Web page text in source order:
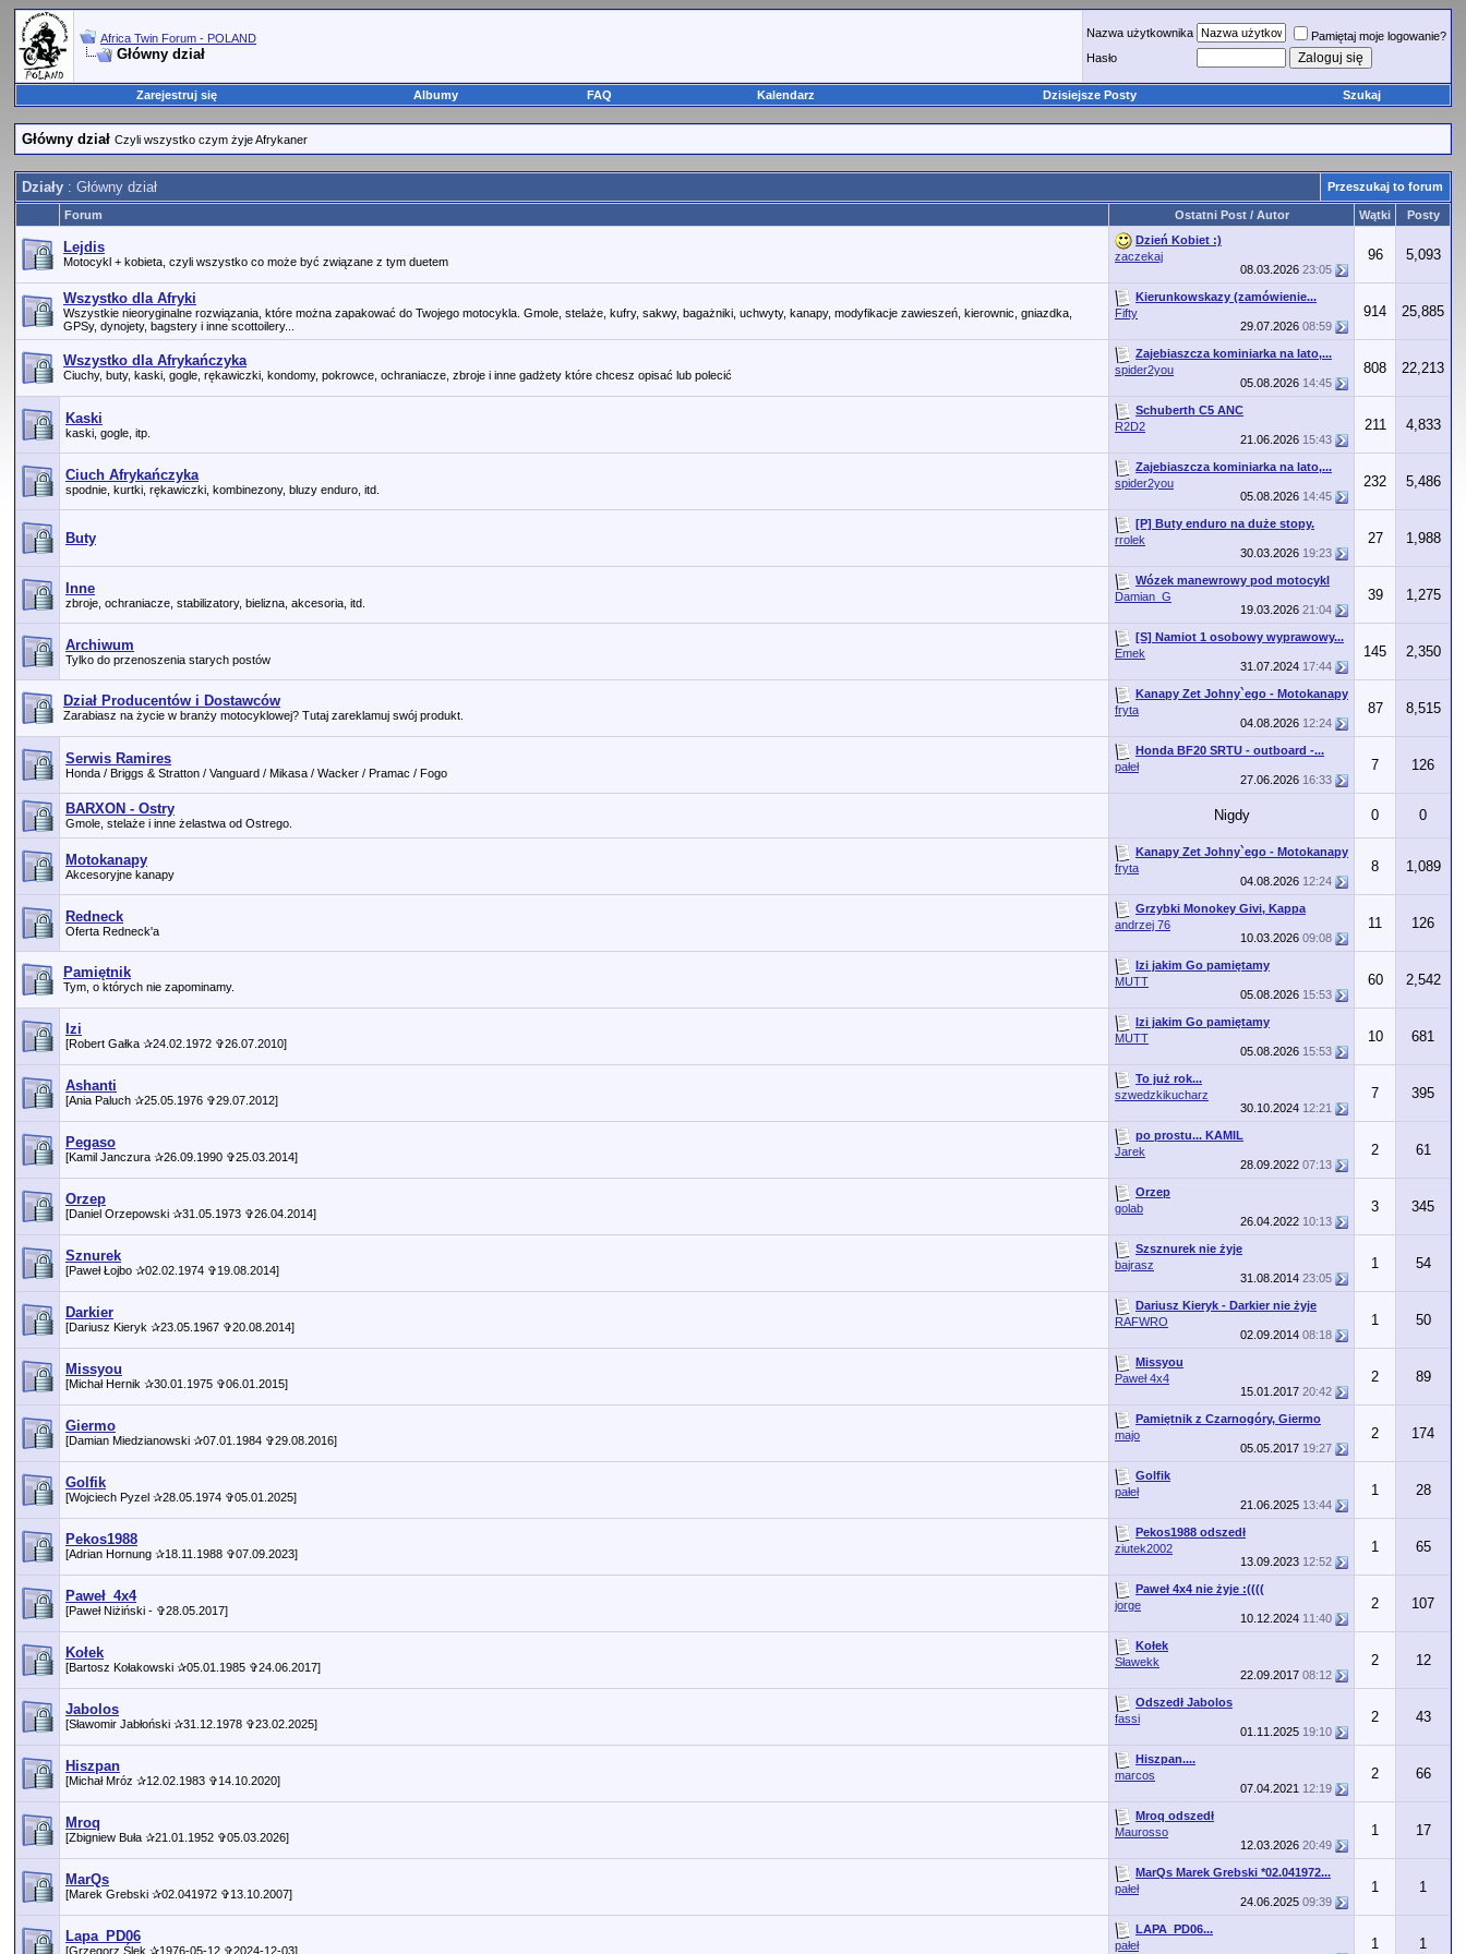
Africa Twin Forum - POLAND
Główny dział
Nazwa użytkownika
Pamiętaj moje logowanie?
Hasło
Zarejestruj się Albumy FAQ Kalendarz Dzisiejsze Posty Szukaj
Główny dział Czyli wszystko czym żyje Afrykaner
Działy : Główny dział Przeszukaj to forum
Forum Ostatni Post / Autor Wątki Posty
Lejdis
Motocykl + kobieta, czyli wszystko co może być związane z tym duetem
Dzień Kobiet :)
zaczekaj
08.03.2026 23:05
96 5,093
Wszystko dla Afryki
Wszystkie nieoryginalne rozwiązania, które można zapakować do Twojego motocykla. Gmole, stelaże, kufry, sakwy, bagażniki, uchwyty, kanapy, modyfikacje zawieszeń, kierownic, gniazdka,
GPSy, dynojety, bagstery i inne scottoilery...
Kierunkowskazy (zamówienie...
Fifty
29.07.2026 08:59
914 25,885
Wszystko dla Afrykańczyka
Ciuchy, buty, kaski, gogle, rękawiczki, kondomy, pokrowce, ochraniacze, zbroje i inne gadżety które chcesz opisać lub polecić
Zajebiaszcza kominiarka na lato,...
spider2you
05.08.2026 14:45
808 22,213
Kaski
kaski, gogle, itp.
Schuberth C5 ANC
R2D2
21.06.2026 15:43
211 4,833
Ciuch Afrykańczyka
spodnie, kurtki, rękawiczki, kombinezony, bluzy enduro, itd.
Zajebiaszcza kominiarka na lato,...
spider2you
05.08.2026 14:45
232 5,486
Buty
[P] Buty enduro na duże stopy.
rrolek
30.03.2026 19:23
27 1,988
Inne
zbroje, ochraniacze, stabilizatory, bielizna, akcesoria, itd.
Wózek manewrowy pod motocykl
Damian_G
19.03.2026 21:04
39 1,275
Archiwum
Tylko do przenoszenia starych postów
[S] Namiot 1 osobowy wyprawowy...
Emek
31.07.2024 17:44
145 2,350
Dział Producentów i Dostawców
Zarabiasz na życie w branży motocyklowej? Tutaj zareklamuj swój produkt.
Kanapy Zet Johny`ego - Motokanapy
fryta
04.08.2026 12:24
87 8,515
Serwis Ramires
Honda / Briggs & Stratton / Vanguard / Mikasa / Wacker / Pramac / Fogo
Honda BF20 SRTU - outboard -...
pałeł
27.06.2026 16:33
7 126
BARXON - Ostry
Gmole, stelaże i inne żelastwa od Ostrego. Nigdy 0 0
Motokanapy
Akcesoryjne kanapy
Kanapy Zet Johny`ego - Motokanapy
fryta
04.08.2026 12:24
8 1,089
Redneck
Oferta Redneck'a
Grzybki Monokey Givi, Kappa
andrzej 76
10.03.2026 09:08
11 126
Pamiętnik
Tym, o których nie zapominamy.
Izi jakim Go pamiętamy
MUTT
05.08.2026 15:53
60 2,542
Izi
[Robert Gałka ✰24.02.1972 ✞26.07.2010]
Izi jakim Go pamiętamy
MUTT
05.08.2026 15:53
10 681
Ashanti
[Ania Paluch ✰25.05.1976 ✞29.07.2012]
To już rok...
szwedzkikucharz
30.10.2024 12:21
7 395
Pegaso
[Kamil Janczura ✰26.09.1990 ✞25.03.2014]
po prostu... KAMIL
Jarek
28.09.2022 07:13
2 61
Orzep
[Daniel Orzepowski ✰31.05.1973 ✞26.04.2014]
Orzep
golab
26.04.2022 10:13
3 345
Sznurek
[Paweł Łojbo ✰02.02.1974 ✞19.08.2014]
Szsznurek nie żyje
bajrasz
31.08.2014 23:05
1 54
Darkier
[Dariusz Kieryk ✰23.05.1967 ✞20.08.2014]
Dariusz Kieryk - Darkier nie żyje
RAFWRO
02.09.2014 08:18
1 50
Missyou
[Michał Hernik ✰30.01.1975 ✞06.01.2015]
Missyou
Paweł 4x4
15.01.2017 20:42
2 89
Giermo
[Damian Miedzianowski ✰07.01.1984 ✞29.08.2016]
Pamiętnik z Czarnogóry, Giermo
majo
05.05.2017 19:27
2 174
Golfik
[Wojciech Pyzel ✰28.05.1974 ✞05.01.2025]
Golfik
pałeł
21.06.2025 13:44
1 28
Pekos1988
[Adrian Hornung ✰18.11.1988 ✞07.09.2023]
Pekos1988 odszedł
ziutek2002
13.09.2023 12:52
1 65
Paweł_4x4
[Paweł Niżiński - ✞28.05.2017]
Paweł 4x4 nie żyje :((((
jorge
10.12.2024 11:40
2 107
Kołek
[Bartosz Kołakowski ✰05.01.1985 ✞24.06.2017]
Kołek
Sławekk
22.09.2017 08:12
2 12
Jabolos
[Sławomir Jabłoński ✰31.12.1978 ✞23.02.2025]
Odszedł Jabolos
fassi
01.11.2025 19:10
2 43
Hiszpan
[Michał Mróz ✰12.02.1983 ✞14.10.2020]
Hiszpan....
marcos
07.04.2021 12:19
2 66
Mroq
[Zbigniew Buła ✰21.01.1952 ✞05.03.2026]
Mroq odszedł
Maurosso
12.03.2026 20:49
1 17
MarQs
[Marek Grebski ✰02.041972 ✞13.10.2007]
MarQs Marek Grebski *02.041972...
pałeł
24.06.2025 09:39
1 1
Lapa_PD06
[Grzegorz Ślęk ✰1976-05-12 ✞2024-12-03]
LAPA_PD06...
pałeł
1 1